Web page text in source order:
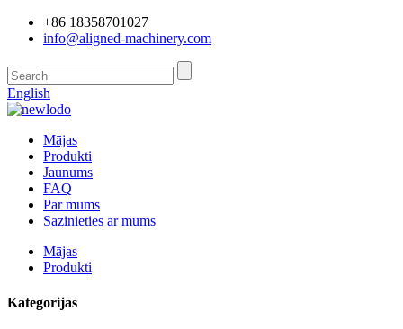
+86 18358701027
info@aligned-machinery.com
English
Mājas
Produkti
Jaunums
FAQ
Par mums
Sazinieties ar mums
Mājas
Produkti
Kategorijas